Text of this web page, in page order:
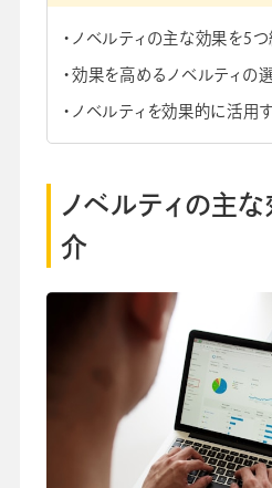
会社情報グループ会社プライバシーポリ
ノベルティの主な効果を5
効果を高めるノベルティの
ノベルティを効果的に活用
ノベルティの主
介